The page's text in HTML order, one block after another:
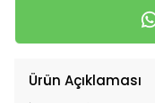
Ürün Açıklaması